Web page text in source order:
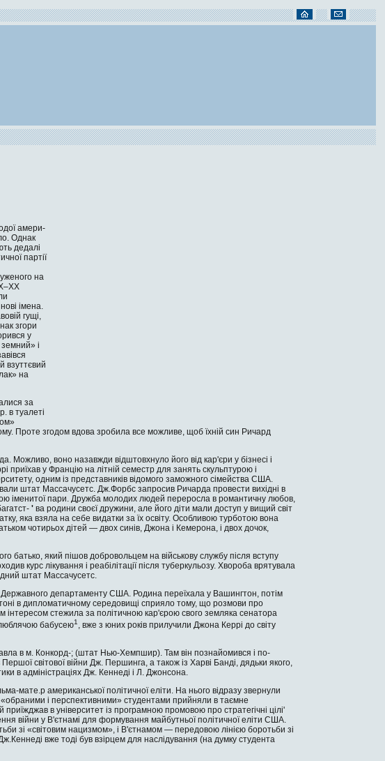
амери­
Однак
дедалі
партії
на
імена.
гущі,
згори
у
і
взуттєвий
на
за
в туалеті
Проте згодом вдова зробила все можливе, щоб їхній син Ричард
воно назавжди відштовхнуло його від кар'єри у бізнесі і
приїхав у Францію на літній семестр для занять скульптурою і
одним із представників відомого заможного сімейства США.
штат Массачу­сетс. Дж.Форбс запросив Ричарда провести вихідні в
іменитої па­ри. Дружба молодих людей переросла в романтич­ну любов,
' ва родини своєї дружини, але його діти мали доступ у вищий світ
яка взяла на себе видатки за їх освіту. Особливою тур­ботою вона
чотирьох дітей — двох синів, Джона і Кемерона, і двох дочок,
який пішов добровольцем на військову службу після вступу
курс лікування і реабілітації після туберкульозу. Хвороба врятувала
штат Массачусетс.
Державного департаменту США. Родина переїхала у Вашингтон, потім
в диплома­тичному середовищі сприяло тому, що розмови про
інтересом стежила за політичною кар'єрою свого земляка сенатора
бабусею1
, вже з юних років прилучили Джона Керрі до світу
в м. Конкорд-; (штат Нью-Хемпшир). Там він познайомився і по­
світової війни Дж. Першинга, а також із Харві Банді, дядьки якого,
в адміністраціях Дж. Кеннеді і Л. Джонсона.
мате.р амери­канської політичної еліти. На нього відразу зверну­ли
«обраними і перспективними» студентами прийняли в таємне
в універ­ситет із програмною промовою про стратегічні цілі'
війни у В'єтнамі для формування майбутньої політичної еліти США.
зі «світовим нацизмом», і В'єтнамом — передовою лінією бороть­би зі
вже тоді був взірцем для наслідування (на думку студен­та